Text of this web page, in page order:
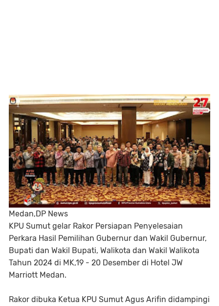
Medan,DP News
KPU Sumut gelar Rakor Persiapan Penyelesaian
Perkara Hasil Pemilihan Gubernur dan Wakil Gubernur,
Bupati dan Wakil Bupati, Walikota dan Wakil Walikota
Tahun 2024 di MK,19 - 20 Desember di Hotel JW
Marriott Medan.
Rakor dibuka Ketua KPU Sumut Agus Arifin didampingi